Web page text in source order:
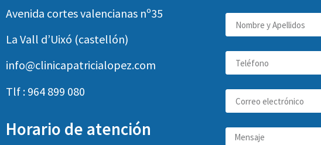
Avenida cortes valencianas nº35
La Vall d’Uixó (castellón)
info@clinicapatricialopez.com
Tlf : 964 899 080
Horario de atención